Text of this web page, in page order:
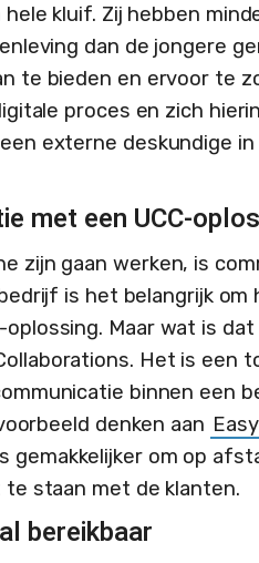
kluif. Zij hebben
dan de jongere
te bieden en ervoor te
proces en zich
externe deskundige
met een UCC-
zijn gaan werken, is
is het belangrijk om
oplossing. Maar wat is
Het is een
binnen een
denken aan
gemakkelijker om op
staan met de klanten.
bereikbaar